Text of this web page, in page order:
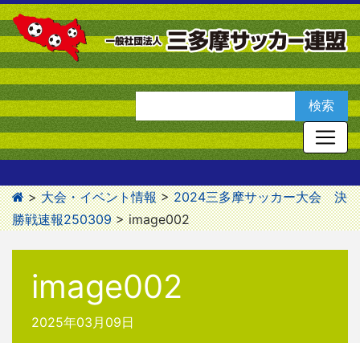
>大会・イベント情報>2024三多摩サッカー大会 決
勝戦速報250309>image002
image002
2025年03月09日